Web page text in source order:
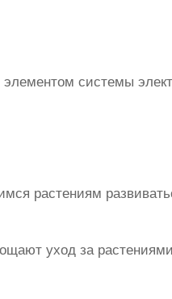
системы
растениям
уход за